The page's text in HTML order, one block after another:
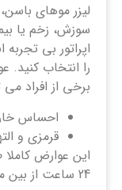
لیزر موهای
سوزش، زخم یا
اپراتور بی
را انتخاب کنید.
برخی از افراد
احساس
قرمزی و
این عوارض
24 ساعت از بین می رود.